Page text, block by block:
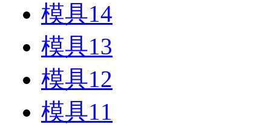
模具14
模具13
模具12
模具11